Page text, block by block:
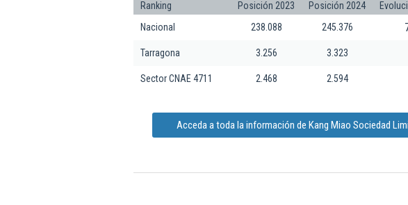
Ranking Posición 2023 Posición 2024
Nacional
238.088 245.376
Tarragona 3.256 3.323
Sector CNAE 4711 2.468 2.594
Acceda a toda la información de Kang Miao Sociedad